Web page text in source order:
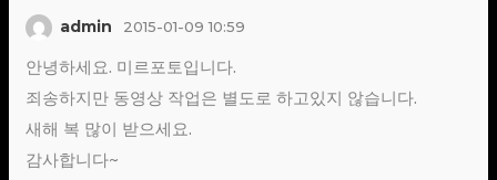
admin 2015-01-09 10:59
안녕하세요. 미르포토입니다.
죄송하지만 동영상 작업은 별도로 하고있지 않습니다.
새해 복 많이 받으세요.
감사합니다~